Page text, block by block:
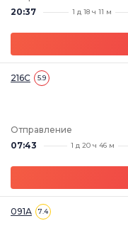
20:37
1 д 18 ч 11 м
216С 5.9
Отправление
07:43
1 д 20 ч 46 м
091А 7.4